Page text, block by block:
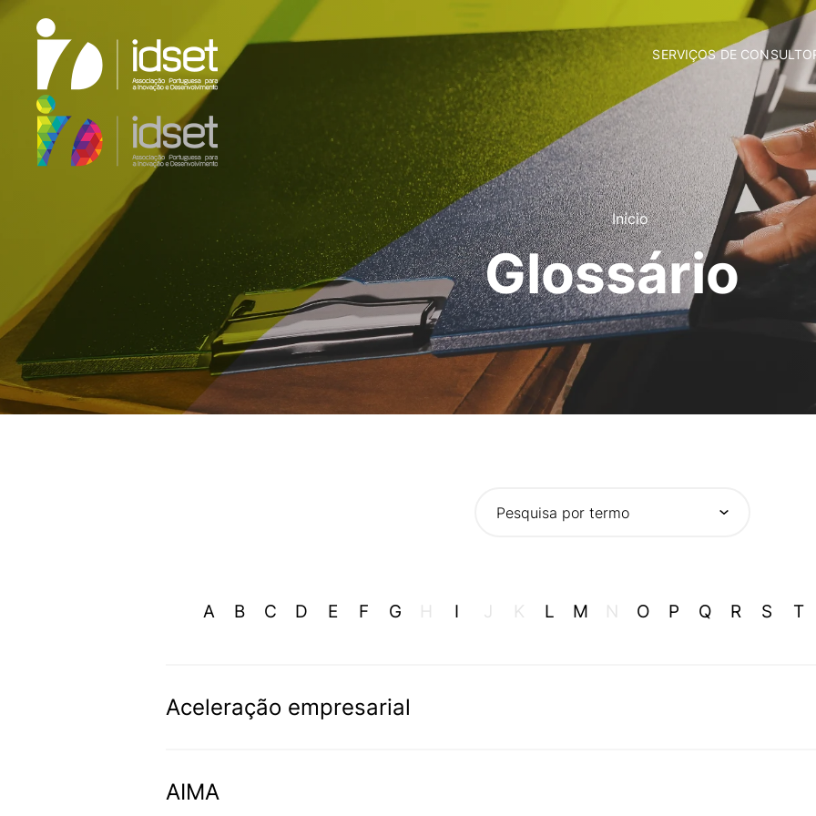
SERVIÇOS DE
Fundos Comunitários
Contabilidade
Consultoria Empresarial
Incubação de Empresas
Comunicação e Marketing
Formação Privada
Apoio Jurídico
Início
Glossário
Pesquisa por termo
A B C D E F G H I J K L M N O P Q R S T
Aceleração empresarial
crescer mais rapidamente. Pode incluir mentoria, apoio técnico, networking,
AIMA